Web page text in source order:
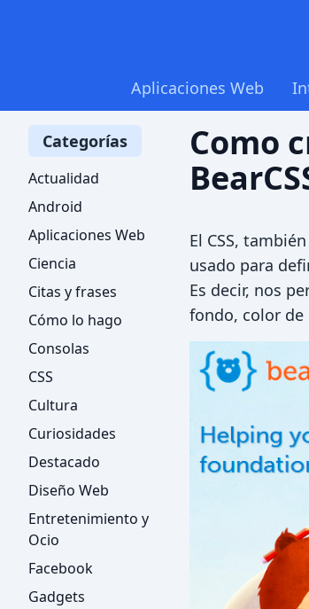
Aplicaciones Web
Como
El CSS,
usado para
Es decir, nos
fondo, color de
Categorías
Actualidad
Android
Aplicaciones Web
Ciencia
Citas y frases
Cómo lo hago
Consolas
CSS
Cultura
Curiosidades
Destacado
Diseño Web
Entretenimiento y
Ocio
Facebook
Gadgets